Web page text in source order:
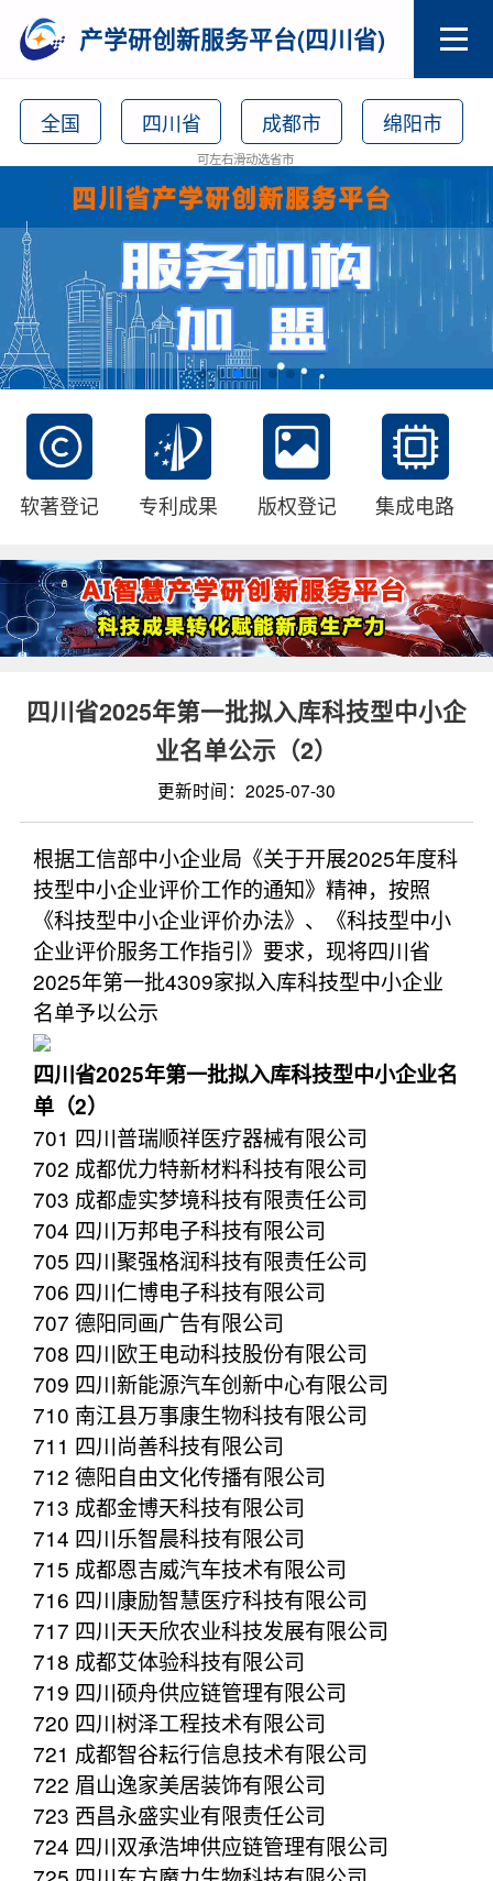
产学研创新服务平台(四川省)
全国 四川省 成都市 绵阳市
可左右滑动选省市
软著登记 专利成果 版权登记 集成电路
四川省2025年第一批拟入库科技型中小企
业名单公示（2）
更新时间：2025-07-30
根据工信部中小企业局《关于开展2025年度科
技型中小企业评价工作的通知》精神，按照
《科技型中小企业评价办法》、《科技型中小
企业评价服务工作指引》要求，现将四川省
2025年第一批4309家拟入库科技型中小企业
名单予以公示
四川省2025年第一批拟入库科技型中小企业名
单（2）
701 四川普瑞顺祥医疗器械有限公司
702 成都优力特新材料科技有限公司
703 成都虚实梦境科技有限责任公司
704 四川万邦电子科技有限公司
705 四川聚强格润科技有限责任公司
706 四川仁博电子科技有限公司
707 德阳同画广告有限公司
708 四川欧王电动科技股份有限公司
709 四川新能源汽车创新中心有限公司
710 南江县万事康生物科技有限公司
711 四川尚善科技有限公司
712 德阳自由文化传播有限公司
713 成都金博天科技有限公司
714 四川乐智晨科技有限公司
715 成都恩吉威汽车技术有限公司
716 四川康励智慧医疗科技有限公司
717 四川天天欣农业科技发展有限公司
718 成都艾体验科技有限公司
719 四川硕舟供应链管理有限公司
720 四川树泽工程技术有限公司
721 成都智谷耘行信息技术有限公司
722 眉山逸家美居装饰有限公司
723 西昌永盛实业有限责任公司
724 四川双承浩坤供应链管理有限公司